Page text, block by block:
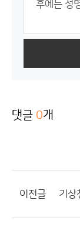
댓글 0개
이전글 기상